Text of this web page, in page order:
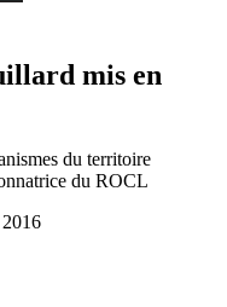
mis en
du territoire
du ROCL